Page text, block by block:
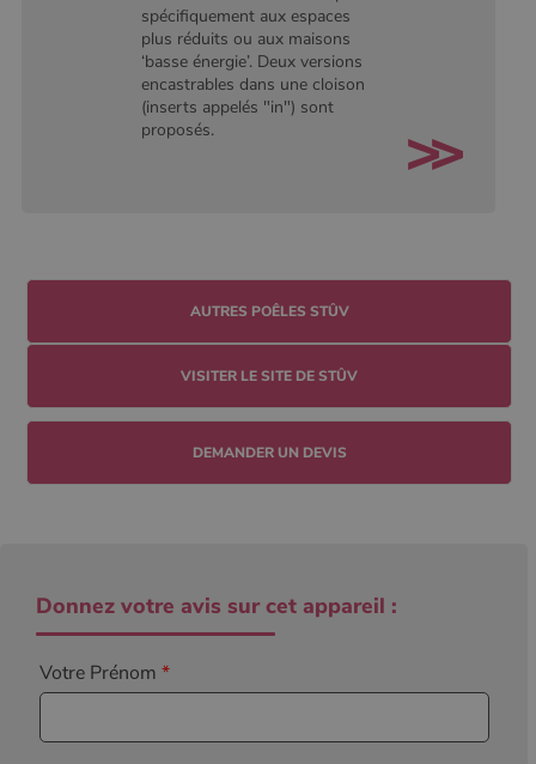
spécifiquement aux espaces
plus réduits ou aux maisons
‘basse énergie’. Deux versions
encastrables dans une cloison
(inserts appelés "in") sont
proposés.
AUTRES POÊLES STÛV
VISITER LE SITE DE STÛV
DEMANDER UN DEVIS
Donnez votre avis sur cet appareil :
Votre Prénom *